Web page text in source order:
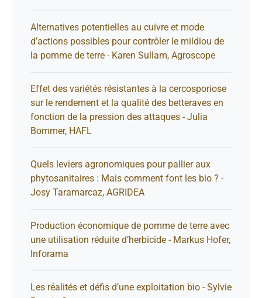
Alternatives potentielles au cuivre et mode
d’actions possibles pour contrôler le mildiou de
la pomme de terre - Karen Sullam, Agroscope
Effet des variétés résistantes à la cercosporiose
sur le rendement et la qualité des betteraves en
fonction de la pression des attaques - Julia
Bommer, HAFL
Quels leviers agronomiques pour pallier aux
phytosanitaires : Mais comment font les bio ? -
Josy Taramarcaz, AGRIDEA
Production économique de pomme de terre avec
une utilisation réduite d’herbicide - Markus Hofer,
Inforama
Les réalités et défis d’une exploitation bio - Sylvie